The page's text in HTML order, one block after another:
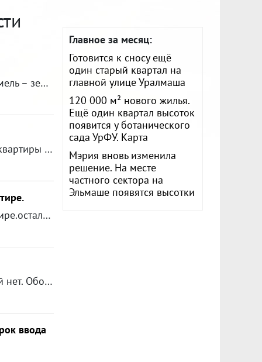
Здравствуйте. Приобрел земельный участок в деревне. Категория земель – земли населенных пунктов для ведения личного подсобного хозяйства. Какие необходимо иметь документы (какие получить разрешения) для начала строительства дома. Заранее спасибо.
очень много обьявлений о продаже квартир по договору ренты, т.е. квартиры продают не сами собственники, а посредники. законно ли это?
у меня в собственности есть две комнаты в четырехкомнатной квартире.осталось еще две комнаты, одна из которых находится в социальном найме. могу ли я законным путем выкупить эту комнату?
Здравствуйте! Разводимся с мужем. В совместном браке 20 лет, детей нет. Обоюдного раздела имущества не получается. За время нашего брака муж на работе получил однокомнатную квартиру, и приватизировал ее на себя. Я прописана у мамы. В прошлом году в кредит купили трехкомнатную квартиру. Кредит оформлен на мужа. Часть денег на покупку квартиры мои, полученные от продажи дома подаренного мне моей бабушкой, могу подтвердить документально. Квартира оформлена в совместную собственность в равных долях. Как суд разделит наше имущество, не придется ли мне выплачивать часть кредита?
ввода
Главное за месяц:
Готовится к сносу ещё
один старый квартал на
главной улице Уралмаша
120 000 м² нового жилья.
Ещё один квартал высоток
появится у ботанического
сада УрФУ. Карта
Мэрия вновь изменила
решение. На месте
частного сектора на
Эльмаше появятся высотки